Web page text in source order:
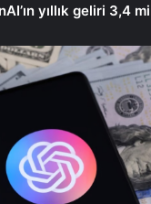
yıllık geliri 3,4